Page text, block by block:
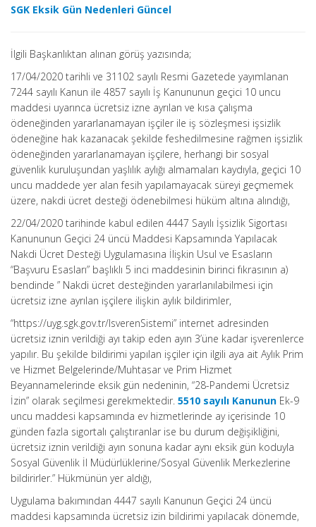
SGK Eksik Gün Nedenleri Güncel
İlgili Başkanlıktan alınan görüş yazısında;
17/04/2020 tarihli ve 31102 sayılı Resmi Gazetede yayımlanan
7244 sayılı Kanun ile 4857 sayılı İş Kanununun geçici 10 uncu
maddesi uyarınca ücretsiz izne ayrılan ve kısa çalışma
ödeneğinden yararlanamayan işçiler ile iş sözleşmesi işsizlik
ödeneğine hak kazanacak şekilde feshedilmesine rağmen işsizlik
ödeneğinden yararlanamayan işçilere, herhangi bir sosyal
güvenlik kuruluşundan yaşlılık aylığı almamaları kaydıyla, geçici 10
uncu maddede yer alan fesih yapılamayacak süreyi geçmemek
üzere, nakdi ücret desteği ödenebilmesi hüküm altına alındığı,
22/04/2020 tarihinde kabul edilen 4447 Sayılı İşsizlik Sigortası
Kanununun Geçici 24 üncü Maddesi Kapsamında Yapılacak
Nakdi Ücret Desteği Uygulamasına İlişkin Usul ve Esasların
“Başvuru Esasları” başlıklı 5 inci maddesinin birinci fıkrasının a)
bendinde ” Nakdi ücret desteğinden yararlanılabilmesi için
ücretsiz izne ayrılan işçilere ilişkin aylık bildirimler,
“https://uyg.sgk.gov.tr/IsverenSistemi” internet adresinden
ücretsiz iznin verildiği ayı takip eden ayın 3’üne kadar işverenlerce
yapılır. Bu şekilde bildirimi yapılan işçiler için ilgili aya ait Aylık Prim
ve Hizmet Belgelerinde/Muhtasar ve Prim Hizmet
Beyannamelerinde eksik gün nedeninin, “28-Pandemi Ücretsiz
İzin” olarak seçilmesi gerekmektedir. 5510 sayılı Kanunun Ek-9
uncu maddesi kapsamında ev hizmetlerinde ay içerisinde 10
günden fazla sigortalı çalıştıranlar ise bu durum değişikliğini,
ücretsiz iznin verildiği ayın sonuna kadar aynı eksik gün koduyla
Sosyal Güvenlik İl Müdürlüklerine/Sosyal Güvenlik Merkezlerine
bildirirler.” Hükmünün yer aldığı,
Uygulama bakımından 4447 sayılı Kanunun Geçici 24 üncü
maddesi kapsamında ücretsiz izin bildirimi yapılacak dönemde,